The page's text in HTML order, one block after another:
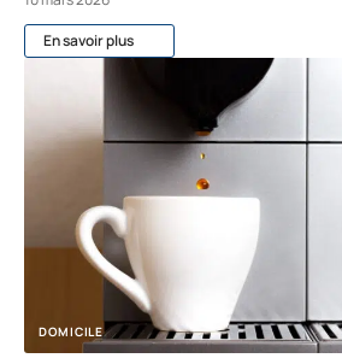
En savoir plus
DOMICILE